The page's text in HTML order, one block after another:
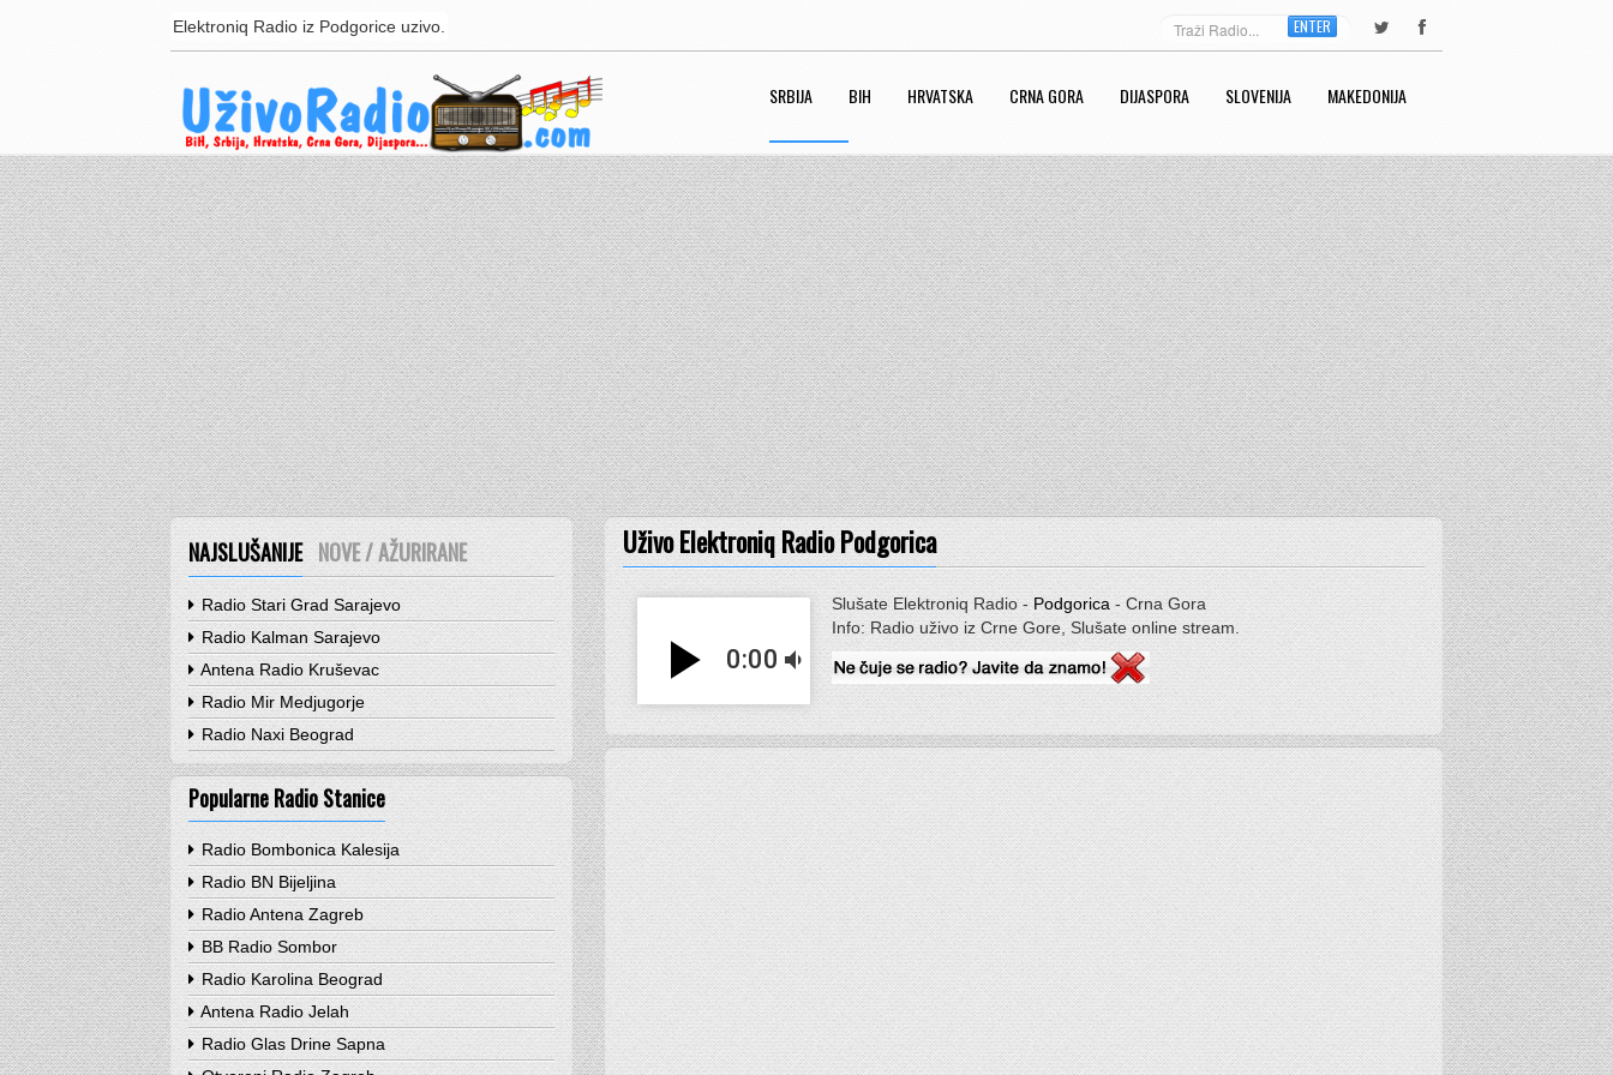
Elektroniq Radio iz Podgorice uzivo. ENTER
SRBIJA BIH HRVATSKA CRNA GORA DIJASPORA SLOVENIJA MAKEDONIJA
Uživo Elektroniq Radio Podgorica
play_arrow 0:00 volume_down
Slušate Elektroniq Radio - Podgorica- Crna Gora
Info: Radio uživo iz Crne Gore, Slušate online stream.
NAJSLUŠANIJE NOVE / AŽURIRANE
Radio Stari Grad Sarajevo
Radio Kalman Sarajevo
Antena Radio Kruševac
Radio Mir Medjugorje
Radio Naxi Beograd
Popularne Radio Stanice
Radio Bombonica Kalesija
Radio BN Bijeljina
Radio Antena Zagreb
BB Radio Sombor
Radio Karolina Beograd
Antena Radio Jelah
Radio Glas Drine Sapna